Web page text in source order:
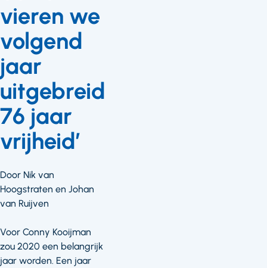
vieren we
volgend
jaar
uitgebreid
76 jaar
vrijheid’
Door Nik van
Hoogstraten en Johan
van Ruijven
Voor Conny Kooijman
zou 2020 een belangrijk
jaar worden. Een jaar